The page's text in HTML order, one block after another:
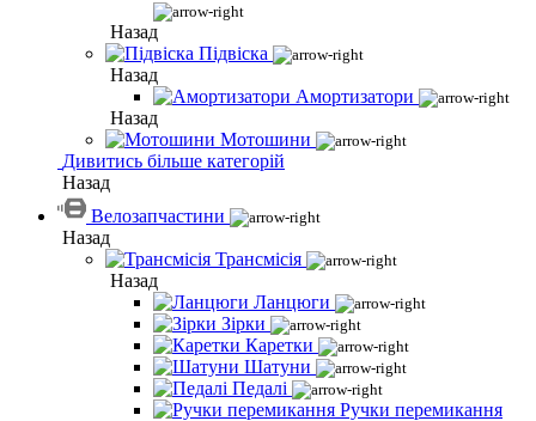
Назад
Підвіска
Назад
Амортизатори
Назад
Мотошини
Дивитись більше категорій
Назад
Велозапчастини
Назад
Трансмісія
Назад
Ланцюги
Зірки
Каретки
Шатуни
Педалі
Ручки перемикання